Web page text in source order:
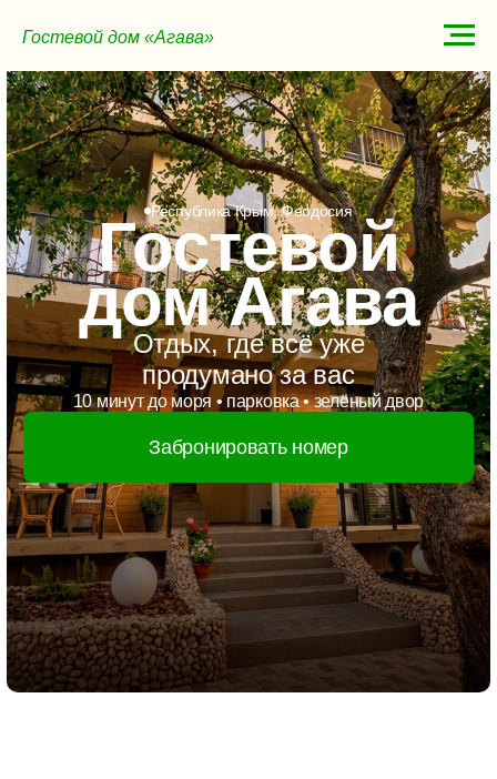
Гостевой дом «Агава»
Республика Крым, Феодосия
Гостевой
дом Агава
Отдых, где всё уже
продумано за вас
10 минут до моря • парковка • зелёный двор
Забронировать номер